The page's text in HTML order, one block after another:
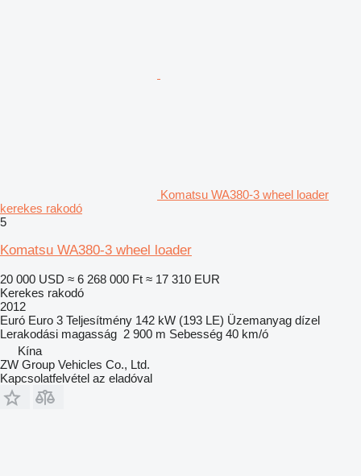
Komatsu WA380-3 wheel loader
kerekes rakodó
5
Komatsu WA380-3 wheel loader
20 000 USD ≈ 6 268 000 Ft ≈ 17 310 EUR
Kerekes rakodó
2012
Euró Euro 3 Teljesítmény 142 kW (193 LE) Üzemanyag dízel
Lerakodási magasság 2 900 m Sebesség 40 km/ó
Kína
ZW Group Vehicles Co., Ltd.
Kapcsolatfelvétel az eladóval